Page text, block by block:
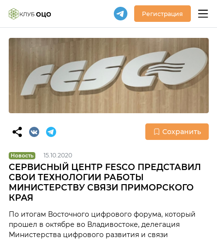
Регистрация
Сохранить
Новость 15.10.2020
СЕРВИСНЫЙ ЦЕНТР FESCO ПРЕДСТАВИЛ
СВОИ ТЕХНОЛОГИИ РАБОТЫ
МИНИСТЕРСТВУ СВЯЗИ ПРИМОРСКОГО
КРАЯ
По итогам Восточного цифрового форума, который
прошел в октябре во Владивостоке, делегация
Министерства цифрового развития и связи